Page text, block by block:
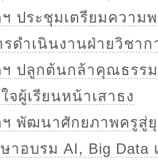
ประชุมเตรียมความ
ดำเนินงานฝ่ายวิชาก
ปลูกต้นกล้าคุณธรร
จผู้เรียนหน้าเสาธง
ฯ พัฒนาศักยภาพครูสู่
าอบรม AI, Big Data